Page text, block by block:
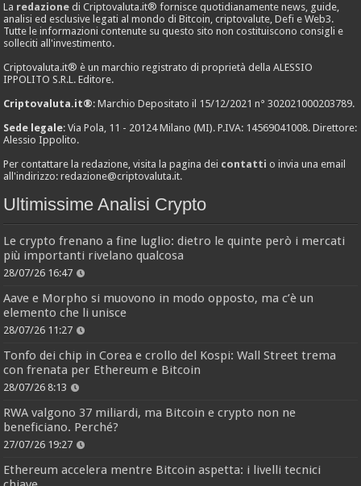
La redazione di Criptovaluta.it® fornisce quotidianamente news, guide,
analisi ed esclusive legati al mondo di Bitcoin, criptovalute, Defi e Web3.
Tutte le informazioni contenute su questo sito non costituiscono consigli e
solleciti all'investimento.
Criptovaluta.it® è un marchio registrato di proprietà della ALESSIO
IPPOLITO S.R.L. Editore.
Criptovaluta.it®: Marchio Depositato il 15/12/2021 n° 302021000203789.
Sede legale: Via Pola, 11 - 20124 Milano (MI). P.IVA: 14569041008. Direttore:
Alessio Ippolito.
Per contattare la redazione, visita la pagina dei contatti o invia una email
all'indirizzo:redazione@criptovaluta.it.
Ultimissime Analisi Crypto
Le crypto frenano a fine luglio: dietro le quinte però i mercati
più importanti rivelano qualcosa
28/07/26 16:47
Aave e Morpho si muovono in modo opposto, ma c’è un
elemento che li unisce
28/07/26 11:27
Tonfo dei chip in Corea e crollo del Kospi: Wall Street trema
con frenata per Ethereum e Bitcoin
28/07/26 8:13
RWA valgono 37 miliardi, ma Bitcoin e crypto non ne
beneficiano. Perché?
27/07/26 19:27
Ethereum accelera mentre Bitcoin aspetta: i livelli tecnici